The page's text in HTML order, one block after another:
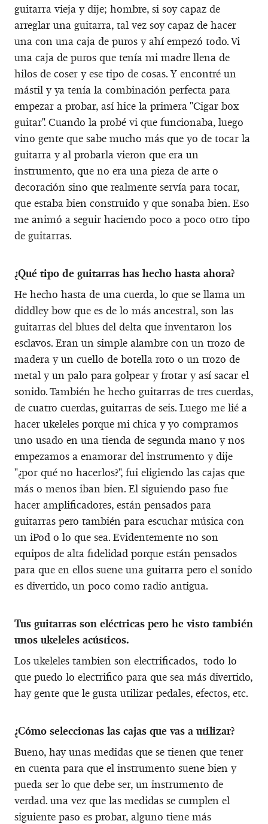
guitarra vieja y dije; hombre, si soy capaz de
arreglar una guitarra, tal vez soy capaz de hacer
una con una caja de puros y ahí empezó todo. Vi
una caja de puros que tenía mi madre llena de
hilos de coser y ese tipo de cosas. Y encontré un
mástil y ya tenía la combinación perfecta para
empezar a probar, así hice la primera "Cigar box
guitar". Cuando la probé vi que funcionaba, luego
vino gente que sabe mucho más que yo de tocar la
guitarra y al probarla vieron que era un
instrumento, que no era una pieza de arte o
decoración sino que realmente servía para tocar,
que estaba bien construido y que sonaba bien. Eso
me animó a seguir haciendo poco a poco otro tipo
de guitarras.
¿Qué tipo de guitarras has hecho hasta ahora?
He hecho hasta de una cuerda, lo que se llama un
diddley bow que es de lo más ancestral, son las
guitarras del blues del delta que inventaron los
esclavos. Eran un simple alambre con un trozo de
madera y un cuello de botella roto o un trozo de
metal y un palo para golpear y frotar y así sacar el
sonido. También he hecho guitarras de tres cuerdas,
de cuatro cuerdas, guitarras de seis. Luego me lié a
hacer ukeleles porque mi chica y yo compramos
uno usado en una tienda de segunda mano y nos
empezamos a enamorar del instrumento y dije
"¿por qué no hacerlos?", fui eligiendo las cajas que
más o menos iban bien. El siguiendo paso fue
hacer amplificadores, están pensados para
guitarras pero también para escuchar música con
un iPod o lo que sea. Evidentemente no son
equipos de alta fidelidad porque están pensados
para que en ellos suene una guitarra pero el sonido
es divertido, un poco como radio antigua.
Tus guitarras son eléctricas pero he visto también
unos ukeleles acústicos.
Los ukeleles tambien son electrificados, todo lo
que puedo lo electrifico para que sea más divertido,
hay gente que le gusta utilizar pedales, efectos, etc.
¿Cómo seleccionas las cajas que vas a utilizar?
Bueno, hay unas medidas que se tienen que tener
en cuenta para que el instrumento suene bien y
pueda ser lo que debe ser, un instrumento de
verdad. una vez que las medidas se cumplen el
siguiente paso es probar, alguno tiene más